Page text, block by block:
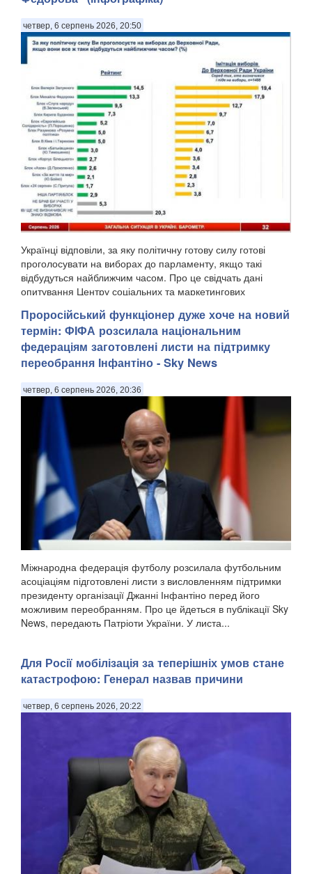
четвер, 6 серпень 2026, 20:50
Українці відповіли, за яку політичну готову силу готові
проголосувати на виборах до парламенту, якщо такі
відбудуться найближчим часом. Про це свідчать дані
опитування Центру соціальних та маркетингових
Проросійський функціонер дуже хоче на новий
термін: ФІФА розсилала національним
федераціям заготовлені листи на підтримку
переобрання Інфантіно - Sky News
четвер, 6 серпень 2026, 20:36
Міжнародна федерація футболу розсилала футбольним
асоціаціям підготовлені листи з висловленням підтримки
президенту організації Джанні Інфантіно перед його
можливим переобранням. Про це йдеться в публікації Sky
News, передають Патріоти України. У листа...
Для Росії мобілізація за теперішніх умов стане
катастрофою: Генерал назвав причини
четвер, 6 серпень 2026, 20:22